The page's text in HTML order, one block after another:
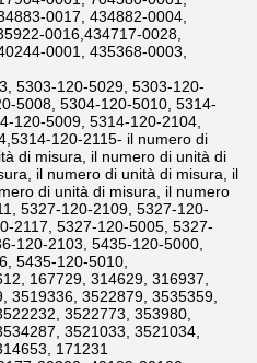
0017, 434882-0004,
0016,434717-0028,
0001, 435368-0003,
5303-120-5029, 5303-120-
5008, 5304-120-5010, 5314-
120-5009, 5314-120-2104,
120-2115- il numero di
di misura, il numero di unità di
il numero di unità di misura, il
di unità di misura, il numero
5327-120-2109, 5327-120-
2117, 5327-120-5005, 5327-
120-2103, 5435-120-5000,
5435-120-5010,
167729, 314629, 316937,
3519336, 3522879, 3535359,
3522773, 353980,
3521033, 3521034,
171231